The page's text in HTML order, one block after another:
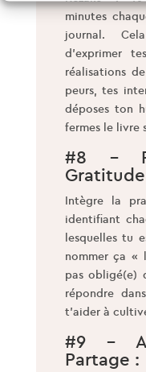
minutes
journal.
d’exprimer
réalisations
peurs, tes
déposes ton
fermes le livre
#8 –
Intègre la
identifiant
lesquelles tu
nommer ça «
pas obligé(e)
répondre
t’aider à
#9 –
Partage :